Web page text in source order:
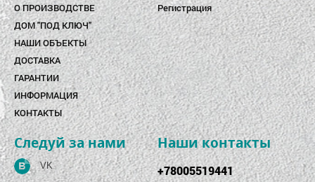
О ПРОИЗВОДСТВЕ
ДОМ "ПОД КЛЮЧ"
НАШИ ОБЪЕКТЫ
ДОСТАВКА
ГАРАНТИИ
ИНФОРМАЦИЯ
КОНТАКТЫ
Регистрация
Следуй за нами
VK
Наши контакты
+78005519441